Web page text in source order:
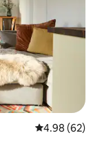
Calificación
4.98 (62)